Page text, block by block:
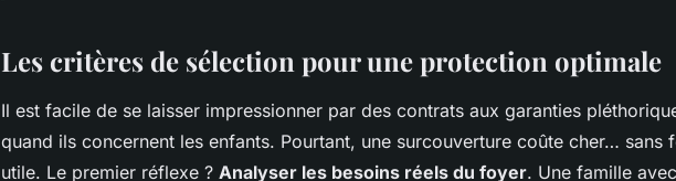
Les critères de sélection pour une protection optimale
Il est facile de se laisser impressionner par des contrats aux garanties
quand ils concernent les enfants. Pourtant, une surcouverture coûte cher… sans
utile. Le premier réflexe ? Analyser les besoins réels du foyer. Une famille